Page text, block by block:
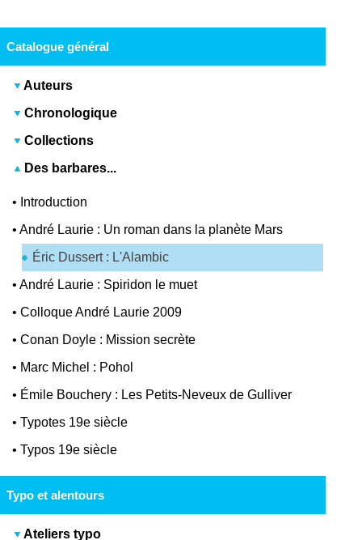
Catalogue général
Auteurs
Chronologique
Collections
Des barbares...
• Introduction
•André Laurie : Un roman dans la planète Mars
Éric Dussert : L'Alambic
•André Laurie : Spiridon le muet
•Colloque André Laurie 2009
•Conan Doyle : Mission secrète
• Marc Michel : Pohol
• Émile Bouchery : Les Petits-Neveux de Gulliver
•Typotes 19e siècle
•Typos 19e siècle
Typo et alentours
Ateliers typo